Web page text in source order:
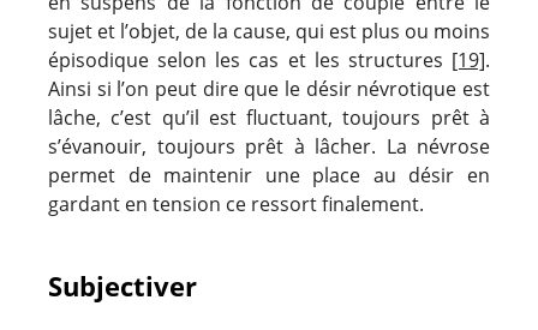
sujet et l’objet, de la cause, qui est plus ou moins
épisodique selon les cas et les structures [19].
Ainsi si l’on peut dire que le désir névrotique est
lâche, c’est qu’il est fluctuant, toujours prêt à
s’évanouir, toujours prêt à lâcher. La névrose
permet de maintenir une place au désir en
gardant en tension ce ressort finalement.
Subjectiver